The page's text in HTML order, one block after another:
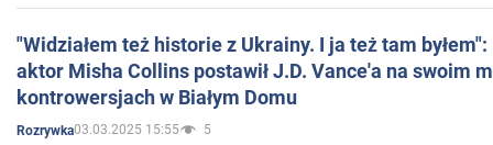
"Widziałem też historie z Ukrainy. I ja też tam
aktor Misha Collins postawił J.D. Vance'a na swoim
kontrowersjach w Białym Domu
Rozrywka03.03.2025 15:55 5